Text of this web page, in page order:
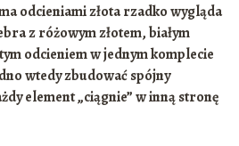
odcieniami złota rzadko wygląda
zróżowym złotem,białym
odcieniem w jednym komplecie
wtedy zbudować spójny
element „ciągnie” w inną stronę